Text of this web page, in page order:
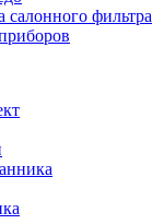
фильтра